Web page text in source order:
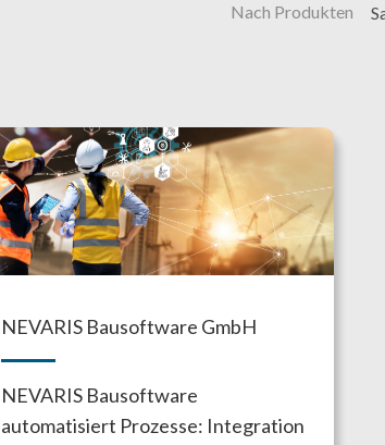
Nach Produkten
NEVARIS Bausoftware GmbH
NEVARIS Bausoftware
automatisiert Prozesse: Integration